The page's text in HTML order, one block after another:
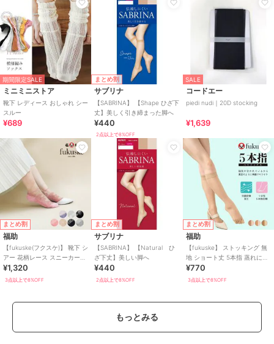
期間限定SALE
ミニミニストア
靴下 レディース おしゃれ シー
スルー
¥689
まとめ割
サブリナ
【SABRINA】 【Shape ひざ下
丈】美しく引き締まった脚へ
¥440
2点以上で8%OFF
SALE
コードエー
piedi nudi｜20D stocking
¥1,639
まとめ割
福助
【fukuske(フクスケ)】 靴下 シ
アー 花柄レース スニーカー丈
(3363-211)
¥1,320
3点以上で8%OFF
まとめ割
サブリナ
【SABRINA】 【Natural ひ
ざ下丈】美しい脚へ
¥440
2点以上で8%OFF
まとめ割
福助
【fukuske】 ストッキング 無
地 ショート丈 5本指 蒸れにく
い ベタつきにくい
¥770
3点以上で8%OFF
もっとみる